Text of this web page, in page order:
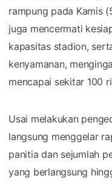
rampung pada Kamis
juga mencermati
kapasitas stadion,
kenyamanan,
mencapai sekitar 100
Usai melakukan
langsung menggelar
panitia dan sejumlah
yang berlangsung